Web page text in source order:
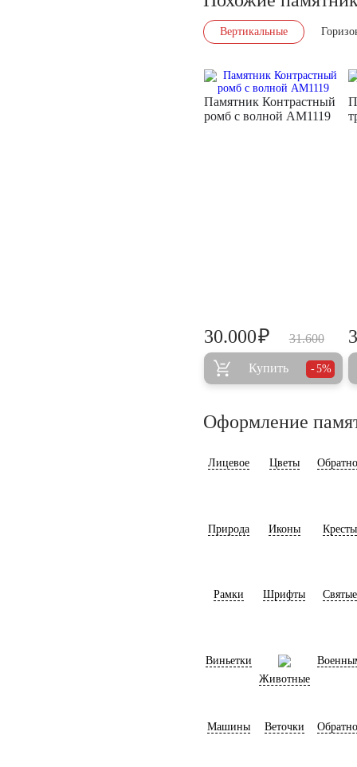
Вертикальные
Памятник Контрастный
ромб с волной AM1119
31.600
30.000₽
Купить 5%
Оформление
Лицевое Цветы
Природа Иконы Кресты
Рамки Шрифты Святые
Виньетки
Животные
Машины Веточки